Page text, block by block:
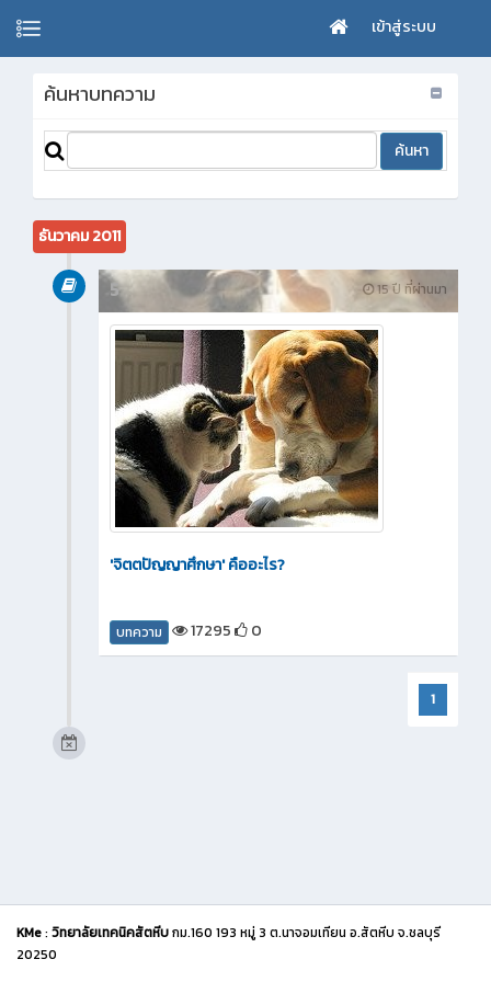
เข้าสู่ระบบ
ค้นหาบทความ
ธันวาคม 2011
15 ปี ที่ผ่านมา
5
'จิตตปัญญาศึกษา' คืออะไร?
บทความ 17295 0
1
KMe: วิทยาลัยเทคนิคสัตหีบกม.160 193 หมู่ 3 ต.นาจอมเทียน อ.สัตหีบ จ.ชลบุรี
20250